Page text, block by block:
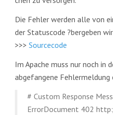
Die Fehler werden alle von
der Statuscode ?bergeben
>>> Sourcecode
Im Apache muss nur noch in
abgefangene
# Custom Response
ErrorDocument 402